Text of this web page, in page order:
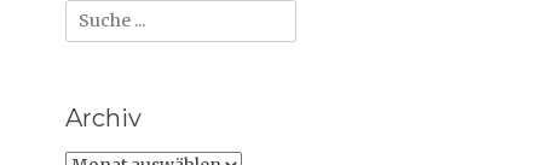
Suche
nach:
Archiv